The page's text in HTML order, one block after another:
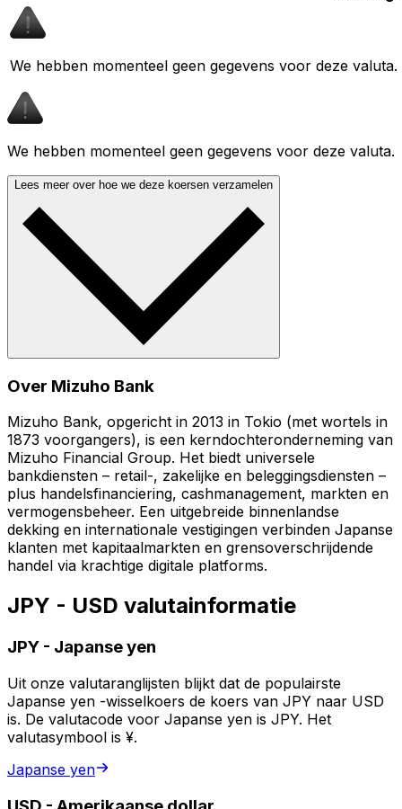
We hebben momenteel geen gegevens voor deze valuta.
We hebben momenteel geen gegevens voor deze valuta.
Lees meer over hoe we deze koersen verzamelen
Over Mizuho Bank
Mizuho Bank, opgericht in 2013 in Tokio (met wortels in
1873 voorgangers), is een kerndochteronderneming van
Mizuho Financial Group. Het biedt universele
bankdiensten – retail-, zakelijke en beleggingsdiensten –
plus handelsfinanciering, cashmanagement, markten en
vermogensbeheer. Een uitgebreide binnenlandse
dekking en internationale vestigingen verbinden Japanse
klanten met kapitaalmarkten en grensoverschrijdende
handel via krachtige digitale platforms.
JPY - USD valutainformatie
JPY - Japanse yen
Uit onze valutaranglijsten blijkt dat de populairste
Japanse yen -wisselkoers de koers van JPY naar USD
is. De valutacode voor Japanse yen is JPY. Het
valutasymbool is ¥.
Japanse yen